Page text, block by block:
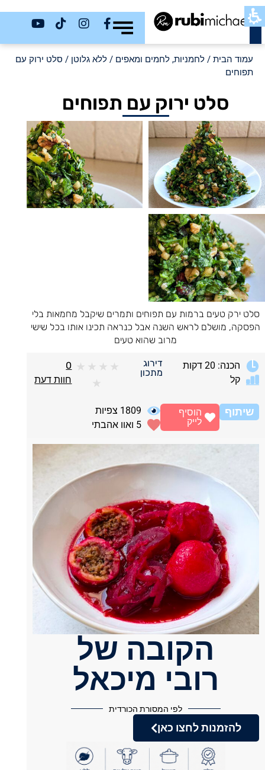
כשר
עמוד הבית / לחמניות, לחמים ומאפים / ללא גלוטן / סלט ירוק עם
תפוחים
סלט ירוק עם תפוחים
סלט ירק טעים ברמות עם תפוחים ותמרים שיקבל מחמאות בלי
הפסקה, מושלם לראש השנה אבל כנראה תכינו אותו בכל שישי
מרוב שהוא טעים
הכנה: 20 דקות
קל
דירוג
מתכון
★
★
★
★
★
0
חוות דעת
שיתוף 1809 צפיות
5 ואוו אהבתי
הוסיף
לייק
הקובה של
רובי מיכאל
לפי המסורת הכורדית
להזמנות לחצו כאן